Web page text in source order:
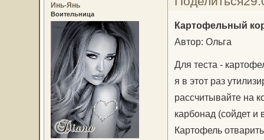
Инь-Янь
Воительница
Картофельный
Автор: Ольга
Для теста -
я в этот раз
рассчитывайте на
карбонад (сойдет и
Картофель